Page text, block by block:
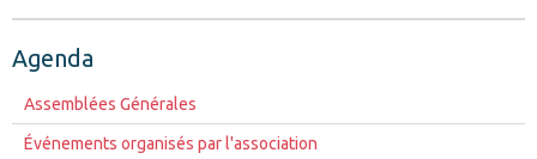
Agenda
Assemblées Générales
Événements organisés par l'association